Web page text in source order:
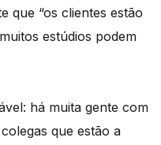
que “os clientes estão
estúdios podem
há muita gente com
que estão a